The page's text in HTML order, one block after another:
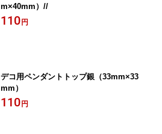
m×40mm）//
110円
デコ用ペンダントトップ銀（33mm×33
mm）
110円